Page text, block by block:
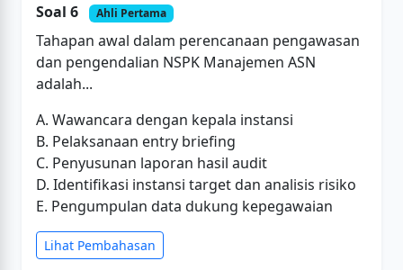
Soal 6 Ahli Pertama
Tahapan awal dalam perencanaan pengawasan
dan pengendalian NSPK Manajemen ASN
adalah...
A. Wawancara dengan kepala instansi
B. Pelaksanaan entry briefing
C. Penyusunan laporan hasil audit
D. Identifikasi instansi target dan analisis risiko
E. Pengumpulan data dukung kepegawaian
Lihat Pembahasan